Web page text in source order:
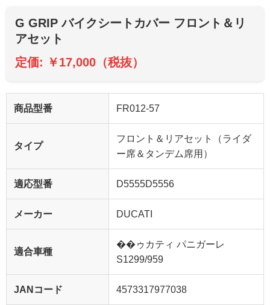
G GRIP バイクシートカバー フロント＆リ
アセット
定価: ￥17,000（税抜）
商品型番 FR012-57
タイプ
フロント＆リアセット（ライダ
ー席＆タンデム席用）
適応型番 D5555D5556
メーカー DUCATI
適合車種
��ゥカティ パニガーレ
S1299/959
JANコード 4573317977038